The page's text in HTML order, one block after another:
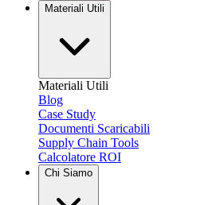
Materiali Utili
Materiali Utili
Blog
Case Study
Documenti Scaricabili
Supply Chain Tools
Calcolatore ROI
Chi Siamo